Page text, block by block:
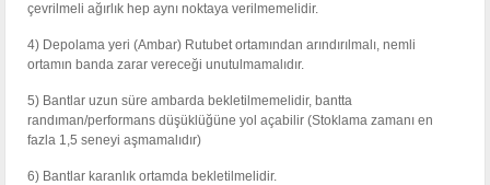
çevrilmeli ağırlık hep aynı noktaya verilmemelidir.
4) Depolama yeri (Ambar) Rutubet ortamından arındırılmalı, nemli
ortamın banda zarar vereceği unutulmamalıdır.
5) Bantlar uzun süre ambarda bekletilmemelidir, bantta
randıman/performans düşüklüğüne yol açabilir (Stoklama zamanı en
fazla 1,5 seneyi aşmamalıdır)
6) Bantlar karanlık ortamda bekletilmelidir.